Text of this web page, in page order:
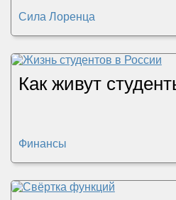
Сила Лоренца
Как живут
Финансы